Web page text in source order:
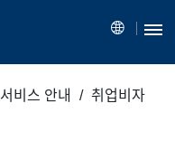
서비스 안내
취업비자